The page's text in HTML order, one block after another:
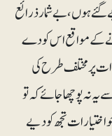
ہوں، بے شمار ذرائع
کے مواقع اس کو دے
پر مختلف طرح کی
نہ پوچھا جائے کہ تو
تجھ کو دیے